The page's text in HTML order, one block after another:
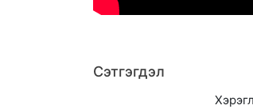
Сэтгэгдэл